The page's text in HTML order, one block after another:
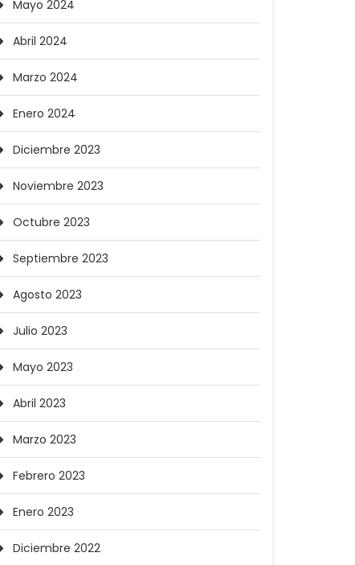
Mayo 2024
Abril 2024
Marzo 2024
Enero 2024
Diciembre 2023
Noviembre 2023
Octubre 2023
Septiembre 2023
Agosto 2023
Julio 2023
Mayo 2023
Abril 2023
Marzo 2023
Febrero 2023
Enero 2023
Diciembre 2022